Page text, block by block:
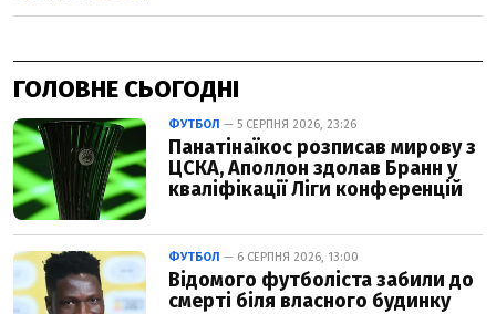
ГОЛОВНЕ СЬОГОДНІ
ФУТБОЛ — 5 СЕРПНЯ 2026, 23:26
Панатінаїкос розписав мирову з
ЦСКА, Аполлон здолав Бранн у
кваліфікації Ліги конференцій
ФУТБОЛ — 6 СЕРПНЯ 2026, 13:00
Відомого футболіста забили до
смерті біля власного будинку